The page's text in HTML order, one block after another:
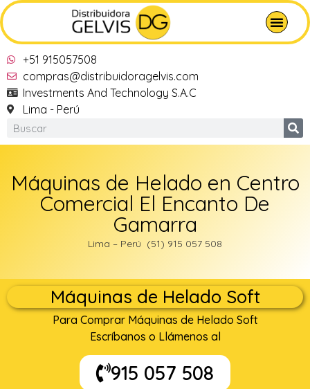
+51 915057508
compras@distribuidoragelvis.com
Investments And Technology S.A.C
Lima - Perú
Máquinas de Helado en Centro
Comercial El Encanto De
Gamarra
Lima – Perú (51) 915 057 508
Máquinas de Helado Soft
Para Comprar Máquinas de Helado Soft
Escríbanos o Llámenos al
915 057 508